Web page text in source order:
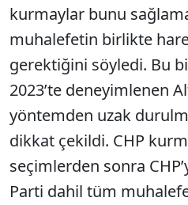
kurmaylar bunu
muhalefetin birlikte
gerektiğini söyledi. Bu
2023’te deneyimlenen
yöntemden uzak
dikkat çekildi. CHP
seçimlerden sonra
Parti dahil tüm